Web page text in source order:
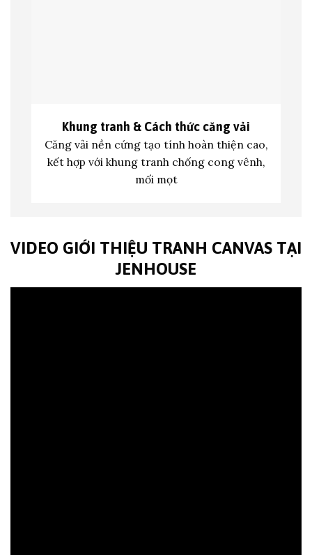
Khung tranh & Cách thức căng vải
Căng vải nền cứng tạo tính hoàn thiện cao,
kết hợp với khung tranh chống cong vênh,
mối mọt
VIDEO GIỚI THIỆU TRANH CANVAS TẠI
JENHOUSE